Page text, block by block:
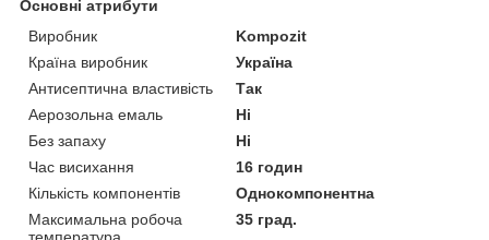
Основні атрибути
Виробник
Kompozit
Країна виробник
Україна
Антисептична властивість
Так
Аерозольна емаль
Ні
Без запаху
Ні
Час висихання
16 годин
Кількість компонентів
Однокомпонентна
Максимальна робоча
температура
35 град.